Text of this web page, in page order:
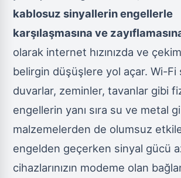
kablosuz sinyallerin engellerle
karşılaşmasına ve
olarak internet hızınızda ve
belirgin düşüşlere yol açar. Wi-Fi
duvarlar, zeminler, tavanlar gibi
engellerin yanı sıra su ve metal
malzemelerden de olumsuz
engelden geçerken sinyal gücü
cihazlarınızın modeme olan